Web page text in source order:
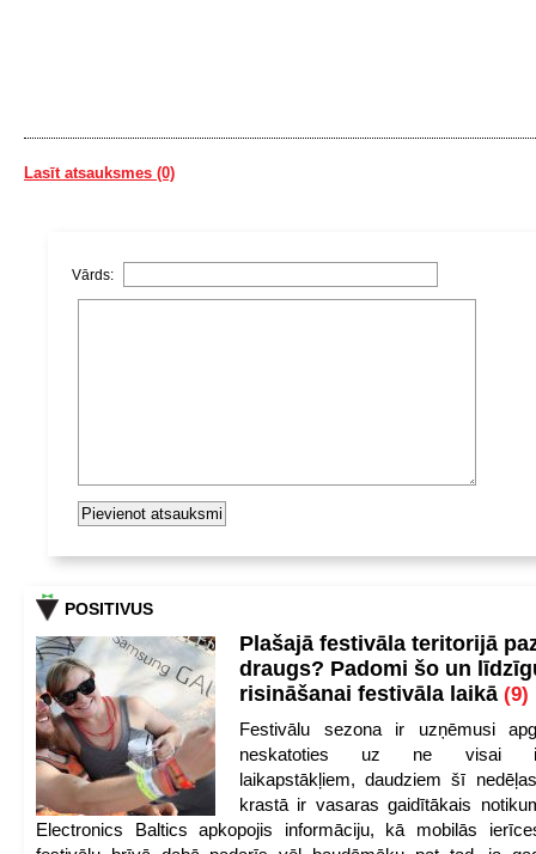
Lasīt atsauksmes (0)
Vārds:
POSITIVUS
Plašajā festivāla teritorijā
draugs? Padomi šo un
risināšanai festivāla laikā (9)
Festivālu sezona ir uzņēmusi
neskatoties uz ne visai
laikapstākļiem, daudziem šī
krastā ir vasaras gaidītākais
Electronics Baltics apkopojis informāciju, kā mobilās